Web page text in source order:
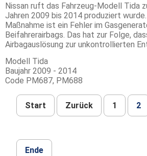
Nissan ruft das Fahrzeug-Modell Tida
Jahren 2009 bis 2014 produziert
Maßnahme ist ein Fehler im
Beifahrerairbags. Das hat zur Folge,
Airbagauslösung zur unkontrollierten
Modell Tida
Baujahr 2009 - 2014
Code PM687, PM688
Start Zurück 1 2
Ende